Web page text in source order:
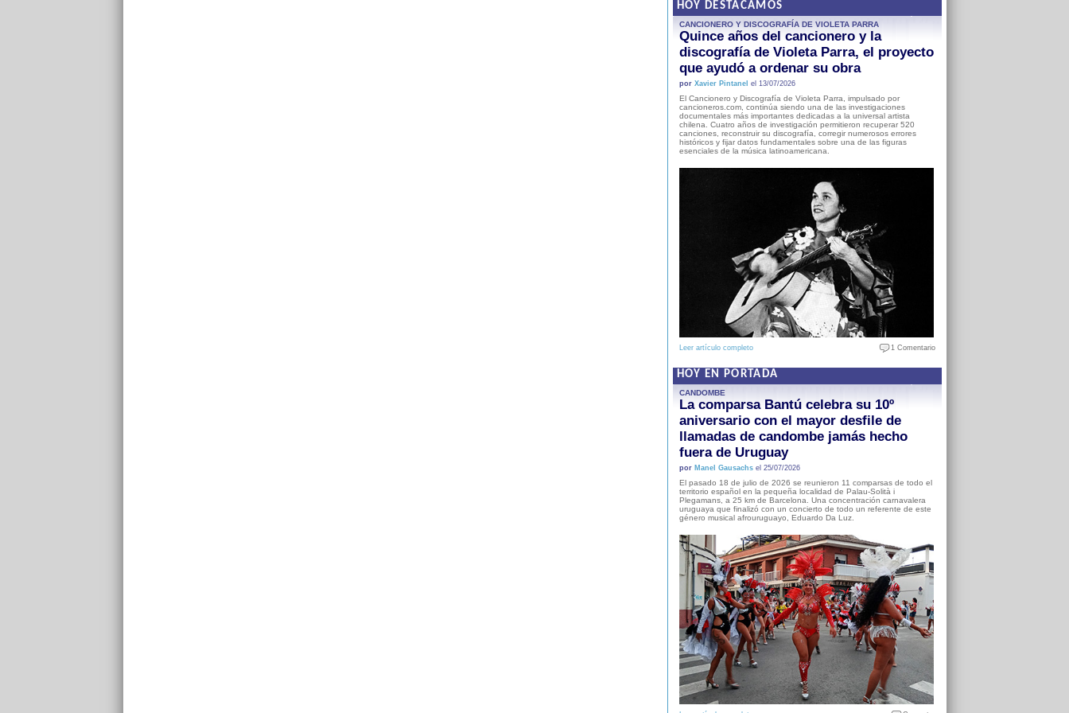
HOY DESTACAMOS
CANCIONERO Y DISCOGRAFÍA DE VIOLETA PARRA
Quince años del cancionero y la
discografía de Violeta Parra, el proyecto
que ayudó a ordenar su obra
por Xavier Pintanel el 13/07/2026
El Cancionero y Discografía de Violeta Parra, impulsado por
cancioneros.com, continúa siendo una de las investigaciones
documentales más importantes dedicadas a la universal artista
chilena. Cuatro años de investigación permitieron recuperar 520
canciones, reconstruir su discografía, corregir numerosos errores
históricos y fijar datos fundamentales sobre una de las figuras
esenciales de la música latinoamericana.
Leer artículo completo 1 Comentario
HOY EN PORTADA
CANDOMBE
La comparsa Bantú celebra su 10º
aniversario con el mayor desfile de
llamadas de candombe jamás hecho
fuera de Uruguay
por Manel Gausachsel 25/07/2026
El pasado 18 de julio de 2026 se reunieron 11 comparsas de todo el
territorio español en la pequeña localidad de Palau-Solità i
Plegamans, a 25 km de Barcelona. Una concentración carnavalera
uruguaya que finalizó con un concierto de todo un referente de este
género musical afrouruguayo, Eduardo Da Luz.